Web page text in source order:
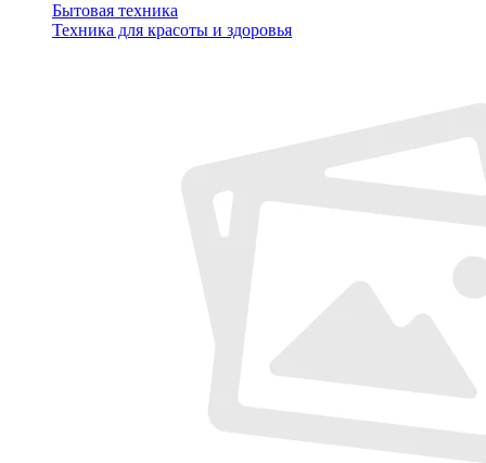
Бытовая техника
Техника для красоты и здоровья